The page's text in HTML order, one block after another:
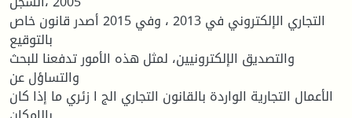
التجاري الإلكتروني في 2013 ، وفي 2015 أصدر قانون خاص
بالتوقیع
والتصدیق الإلكترونیین، لمثل هذه الأمور تدفعنا للبحث
والتساؤل عن
الأعمال التجاریة الواردة بالقانون التجاري الج ا زئري ما إذا كان